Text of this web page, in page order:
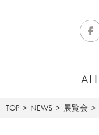
ALL
TOP NEWS 展覧会